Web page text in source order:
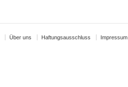
Über uns Haftungsausschluss Impressum